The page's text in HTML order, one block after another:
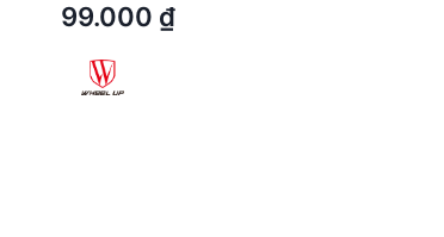
99.000 ₫